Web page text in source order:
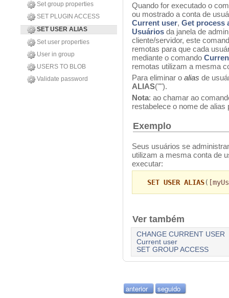
Set group properties
SET PLUGIN ACCESS
SET USER ALIAS
Set user properties
User in group
USERS TO BLOB
Validate password
Quando for executado o
ou mostrado a conta de
Current user, Get process
Usuários da janela de
cliente/servidor, este
remotas para que cada
mediante o comando
remotas utilizam a mesma
Para eliminar o alias de
ALIAS("").
Nota: ao chamar ao
restabelece o nome de alias
Exemplo
Seus usuários se
utilizam a mesma conta de
executar:
SET USER ALIAS(
Ver também
CHANGE CURRENT USER
Current user
SET GROUP ACCESS
anterior seguido